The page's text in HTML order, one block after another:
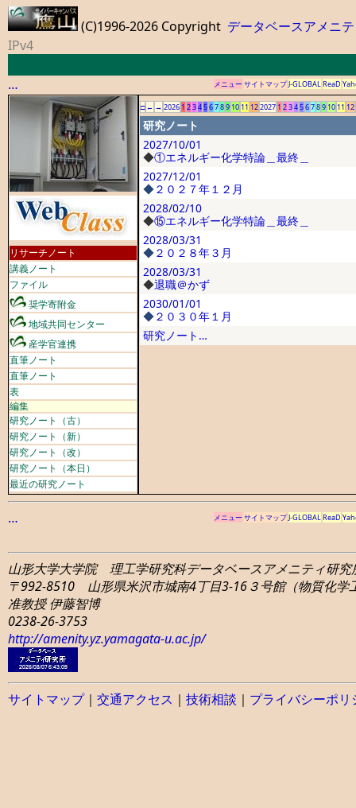
(C)1996-2026 Copyright データベースアメニ
IPv4
… メニューサイトマップJ-GLOBALReaD
リサーチノート
講義ノート
ファイル
奨学寄附金
地域共同センター
産学官連携
直筆ノート
直筆ノート
表
編集
研究ノート（古）
研究ノート（新）
研究ノート（改）
研究ノート（本日）
最近の研究ノート
□ ← → 2026 1 23456789 10 11 122027 1 23456789 10 11 12
研究ノート
2027/10/01
◆①エネルギー化学特論＿最終＿
2027/12/01
◆２０２７年１２月
2028/02/10
◆⑮エネルギー化学特論＿最終＿
2028/03/31
◆２０２８年３月
2028/03/31
◆退職＠かず
2030/01/01
◆２０３０年１月
研究ノート…
… メニューサイトマップJ-GLOBALReaD
山形大学大学院 理工学研究科データベースアメニティ研究
〒992-8510 山形県米沢市城南4丁目3-16３号館（物質化学
准教授 伊藤智博
0238-26-3753
http://amenity.yz.yamagata-u.ac.jp/
サイトマップ｜ 交通アクセス ｜ 技術相談 ｜ プライバシーポリ